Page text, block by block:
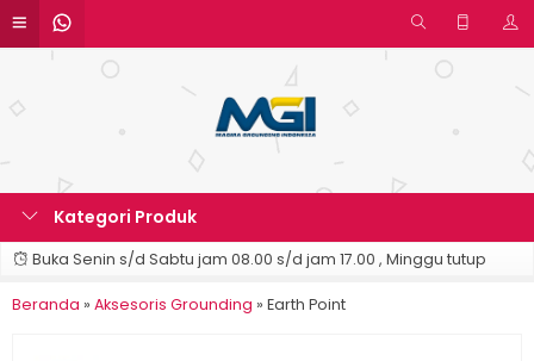
Kategori Produk
Buka Senin s/d Sabtu jam 08.00 s/d jam 17.00 , Minggu tutup
Beranda » Aksesoris Grounding » Earth Point